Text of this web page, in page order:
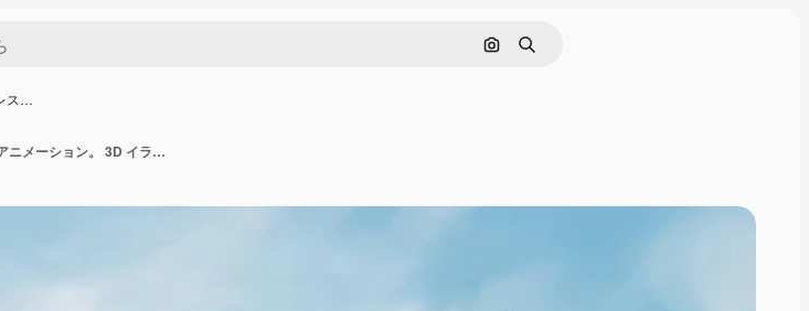
画像で検索
検索
ス…
青い空を背景にブルンジの国旗のシームレスなループ アニメーション。 3D イラスト。